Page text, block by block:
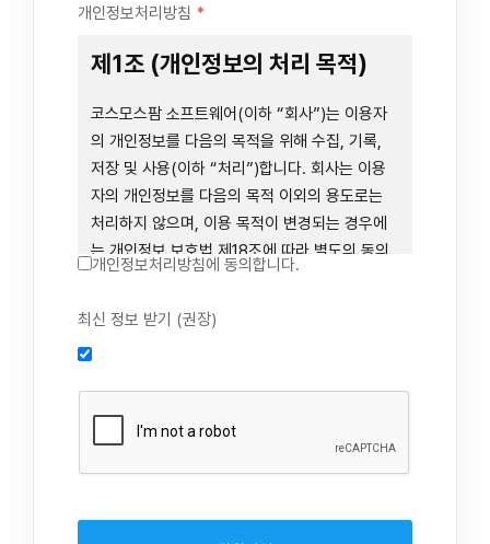
련 장비 등을 이용하거나 이에 접근하는 행위를
즉시 중단하여야 합니다. 그러므로, 서비스 사용
전에 본 이용약관의 내용을 주의 깊게 읽으시기
바랍니다.
제1장 총칙
제1조 (목적)
웹사이트, 관련 소프트웨어 및 장비 등을 통하여
제공하는 "사이드톡" 서비스와 관련하여 회사와
사항을 규정함을 목적으로 합니다.
개인정보처리방침 *
제1조 (개인정보의 처리 목적)
코스모스팜 소프트웨어(이하 “회사”)는 이용자
의 개인정보를 다음의 목적을 위해 수집, 기록,
저장 및 사용(이하 “처리”)합니다. 회사는 이용
자의 개인정보를 다음의 목적 이외의 용도로는
처리하지 않으며, 이용 목적이 변경되는 경우에
는 개인정보 보호법 제18조에 따라 별도의 동의
를 받는 등 법령상 필요한 조치를 이행합니다.
인 동의 진행, 이용자 및 법정대리인의 본인 확
인, 이용자 식별, 회원탈퇴 의사의 확인
2. 약관 위반 행위 등을 포함하여 서비스의 원활
한 운영에 지장을 주는 행위에 대한 방지 및 제
재, 계정도용 방지, 약관 개정 등의 고지사항 전
달, 분쟁조정을 위한 기록 보존, 민원처리 등 이
3. 서비스 이용기록과 접속 빈도 분석, 서비스 이
개인정보처리방침에 동의합니다.
최신 정보 받기 (권장)